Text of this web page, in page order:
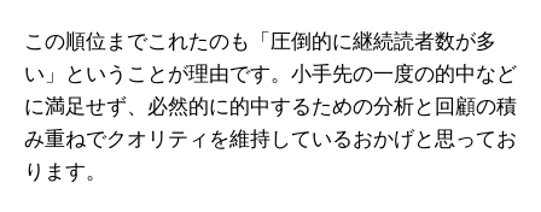
この順位までこれたのも「圧倒的に継続読者数が多
い」ということが理由です。小手先の一度の的中など
に満足せず、必然的に的中するための分析と回顧の積
み重ねでクオリティを維持しているおかげと思ってお
ります。